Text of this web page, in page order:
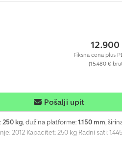
Fiksna cena plus
(15.480 €
Pošalji upit
250 kg, dužina platforme:1.150 mm,
2012 Kapacitet: 250 kg Radni sati: